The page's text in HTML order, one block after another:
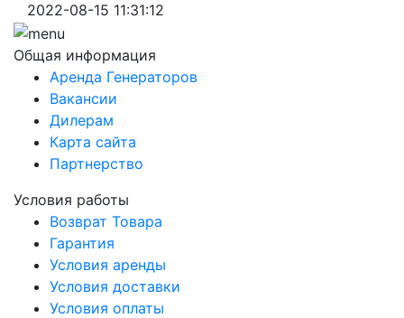
2022-08-15 11:31:12
Общая информация
Аренда Генераторов
Вакансии
Дилерам
Карта сайта
Партнерство
Условия работы
Возврат Товара
Гарантия
Условия аренды
Условия доставки
Условия оплаты